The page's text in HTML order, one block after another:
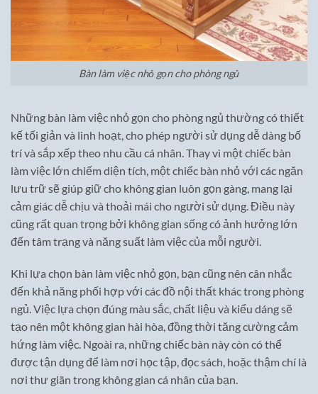
Bàn làm việc nhỏ gọn cho phòng ngủ
Những bàn làm việc nhỏ gọn cho phòng ngủ thường có thiết
kế tối giản và linh hoạt, cho phép người sử dụng dễ dàng bố
trí và sắp xếp theo nhu cầu cá nhân. Thay vì một chiếc bàn
làm việc lớn chiếm diện tích, một chiếc bàn nhỏ với các ngăn
lưu trữ sẽ giúp giữ cho không gian luôn gọn gàng, mang lại
cảm giác dễ chịu và thoải mái cho người sử dụng. Điều này
cũng rất quan trọng bởi không gian sống có ảnh hưởng lớn
đến tâm trạng và năng suất làm việc của mỗi người.
Khi lựa chọn bàn làm việc nhỏ gọn, bạn cũng nên cân nhắc
đến khả năng phối hợp với các đồ nội thất khác trong phòng
ngủ. Việc lựa chọn đúng màu sắc, chất liệu và kiểu dáng sẽ
tạo nên một không gian hài hòa, đồng thời tăng cường cảm
hứng làm việc. Ngoài ra, những chiếc bàn này còn có thể
được tận dụng để làm nơi học tập, đọc sách, hoặc thậm chí là
nơi thư giãn trong không gian cá nhân của bạn.